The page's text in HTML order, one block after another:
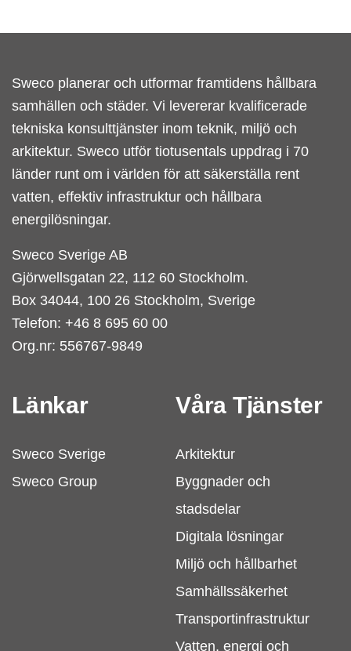
Sweco planerar och utformar framtidens hållbara
samhällen och städer. Vi levererar kvalificerade
tekniska konsulttjänster inom teknik, miljö och
arkitektur. Sweco utför tiotusentals uppdrag i 70
länder runt om i världen för att säkerställa rent
vatten, effektiv infrastruktur och hållbara
energilösningar.
Sweco Sverige AB
Gjörwellsgatan 22, 112 60 Stockholm.
Box 34044, 100 26 Stockholm, Sverige
Telefon: +46 8 695 60 00
Org.nr: 556767-9849
Länkar
Sweco Sverige
Sweco Group
Våra Tjänster
Arkitektur
Byggnader och
stadsdelar
Digitala lösningar
Miljö och hållbarhet
Samhällssäkerhet
Transportinfrastruktur
Vatten, energi och